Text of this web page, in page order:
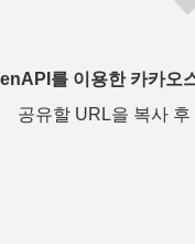
를 이용한 카카오
공유할 URL을 복사